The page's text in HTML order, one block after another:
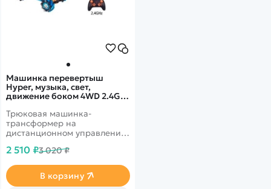
Машинка перевертыш
Hyper, музыка, свет,
движение боком 4WD 2.4G
радиоуправлении
Трюковая машинка-
трансформер на
дистанционном управлении
световыми эффектами.
углом на 45 градусов.
2 510 ₽3 020 ₽
В корзину